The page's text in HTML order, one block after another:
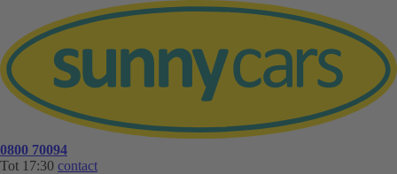
0800 70094
Tot 17:30 contact